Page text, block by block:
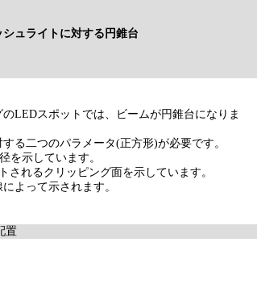
ュライトに対する円錐台
LEDスポットでは、ビームが円錐台になりま
る二つのパラメータ(正方形)が必要です。
を示しています。
されるクリッピング面を示しています。
よって示されます。
置